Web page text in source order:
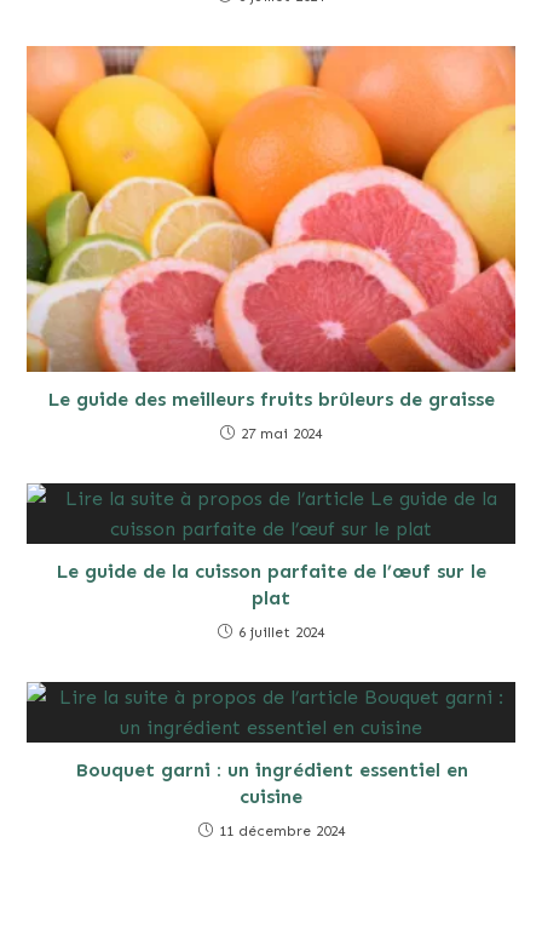
Le guide des meilleurs fruits brûleurs de graisse
27 mai 2024
Le guide de la cuisson parfaite de l’œuf sur le
plat
6 juillet 2024
Bouquet garni : un ingrédient essentiel en
cuisine
11 décembre 2024